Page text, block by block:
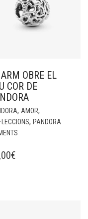
OBRE EL
COR DE
, AMOR,
, PANDORA
€